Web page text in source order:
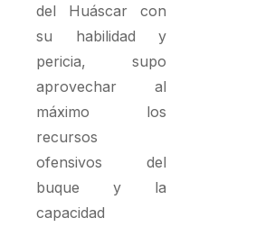
del Huáscar con
su habilidad y
pericia, supo
aprovechar al
máximo los
recursos
ofensivos del
buque y la
capacidad